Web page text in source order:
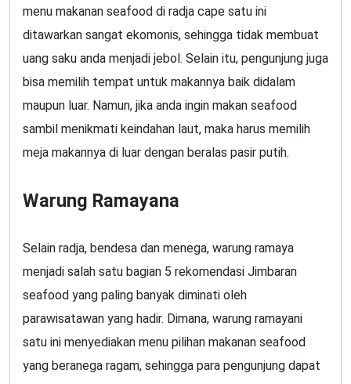
menu makanan seafood di radja cape satu ini
ditawarkan sangat ekomonis, sehingga tidak membuat
uang saku anda menjadi jebol. Selain itu, pengunjung juga
bisa memilih tempat untuk makannya baik didalam
maupun luar. Namun, jika anda ingin makan seafood
sambil menikmati keindahan laut, maka harus memilih
meja makannya di luar dengan beralas pasir putih.
Warung Ramayana
Selain radja, bendesa dan menega, warung ramaya
menjadi salah satu bagian 5 rekomendasi Jimbaran
seafood yang paling banyak diminati oleh
parawisatawan yang hadir. Dimana, warung ramayani
satu ini menyediakan menu pilihan makanan seafood
yang beranega ragam, sehingga para pengunjung dapat